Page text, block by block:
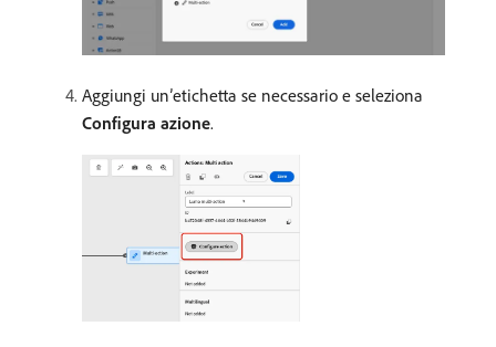
Aggiungi un’etichetta se necessario e seleziona
Configura azione.